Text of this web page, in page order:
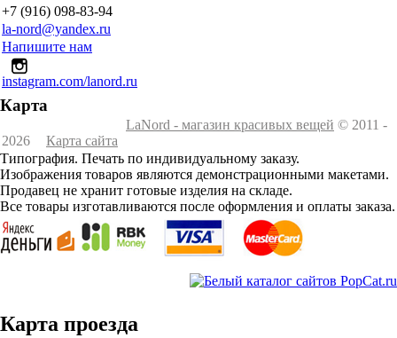
+7 (916) 098-83-94
la-nord@yandex.ru
Напишите нам
instagram.com/lanord.ru
Карта
LaNord - магазин красивых вещей © 2011 -
2026
Карта сайта
Типография. Печать по индивидуальному заказу.
Изображения товаров являются демонстрационными макетами.
Продавец не хранит готовые изделия на складе.
Все товары изготавливаются после оформления и оплаты заказа.
Карта проезда